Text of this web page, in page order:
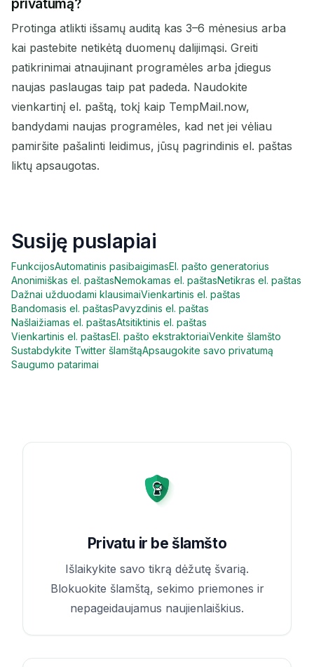
privatumą?
Protinga atlikti išsamų auditą kas 3–6 mėnesius arba
kai pastebite netikėtą duomenų dalijimąsi. Greiti
patikrinimai atnaujinant programėles arba įdiegus
naujas paslaugas taip pat padeda. Naudokite
vienkartinį el. paštą, tokį kaip TempMail.now,
bandydami naujas programėles, kad net jei vėliau
pamiršite pašalinti leidimus, jūsų pagrindinis el. paštas
liktų apsaugotas.
Susiję puslapiai
FunkcijosAutomatinis pasibaigimasEl. pašto generatorius
Anonimiškas el. paštasNemokamas el. paštasNetikras el. paštas
Dažnai užduodami klausimaiVienkartinis el. paštas
Bandomasis el. paštasPavyzdinis el. paštas
Našlaižiamas el. paštasAtsitiktinis el. paštas
Vienkartinis el. paštasEl. pašto ekstraktoriaiVenkite šlamšto
Sustabdykite Twitter šlamštąApsaugokite savo privatumą
Saugumo patarimai
Privatu ir be šlamšto
Išlaikykite savo tikrą dėžutę švarią.
Blokuokite šlamštą, sekimo priemones ir
nepageidaujamus naujienlaiškius.